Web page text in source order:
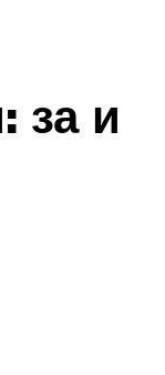
за и